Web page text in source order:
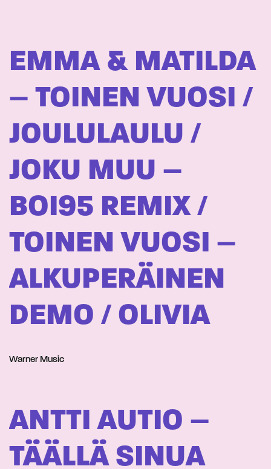
EMMA & MATILDA
– TOINEN VUOSI /
JOULULAULU /
JOKU MUU –
BOI95 REMIX /
TOINEN VUOSI –
ALKUPERÄINEN
DEMO / OLIVIA
Warner Music
ANTTI AUTIO –
TÄÄLLÄ SINUA